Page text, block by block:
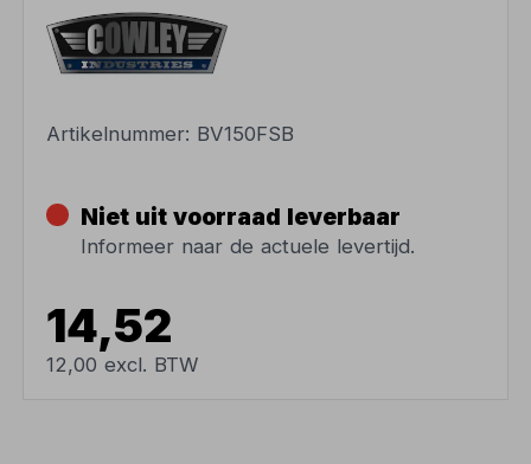
Artikelnummer: BV150FSB
Niet uit voorraad leverbaar
Informeer naar de actuele levertijd.
14,52
12,00 excl. BTW